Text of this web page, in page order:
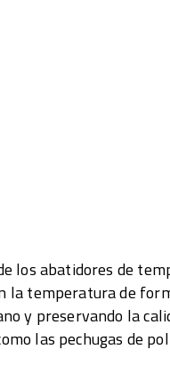
los abatidores de
la temperatura de
y preservando la
las pechugas de